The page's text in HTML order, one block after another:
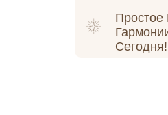
Простое
Сегодня!